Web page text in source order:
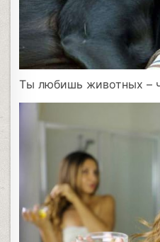
Ты любишь животных –